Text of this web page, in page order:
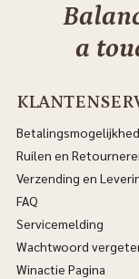
a
Ruilen en
Verzending en
FAQ
Servicemelding
Wachtwoord
Winactie Pagina